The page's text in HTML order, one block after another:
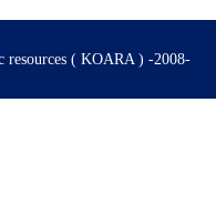
resources ( KOARA ) -2008-